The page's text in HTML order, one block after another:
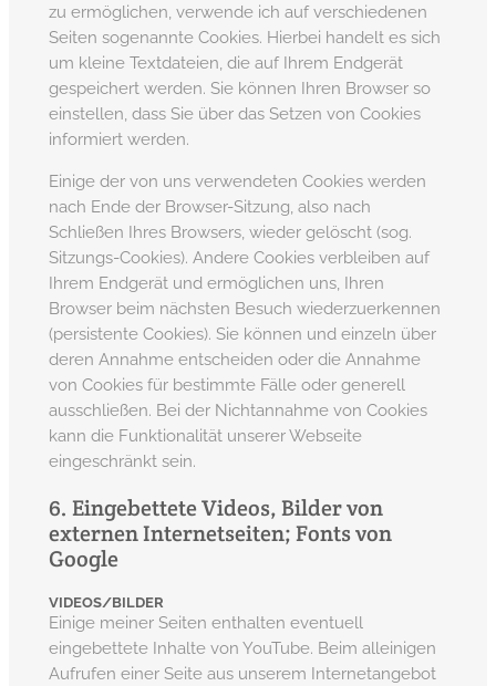
zu ermöglichen, verwende ich auf verschiedenen
Seiten sogenannte Cookies. Hierbei handelt es sich
um kleine Textdateien, die auf Ihrem Endgerät
gespeichert werden. Sie können Ihren Browser so
einstellen, dass Sie über das Setzen von Cookies
informiert werden.
Einige der von uns verwendeten Cookies werden
nach Ende der Browser-Sitzung, also nach
Schließen Ihres Browsers, wieder gelöscht (sog.
Sitzungs-Cookies). Andere Cookies verbleiben auf
Ihrem Endgerät und ermöglichen uns, Ihren
Browser beim nächsten Besuch wiederzuerkennen
(persistente Cookies). Sie können und einzeln über
deren Annahme entscheiden oder die Annahme
von Cookies für bestimmte Fälle oder generell
ausschließen. Bei der Nichtannahme von Cookies
kann die Funktionalität unserer Webseite
eingeschränkt sein.
6. Eingebettete Videos, Bilder von
externen Internetseiten; Fonts von
Google
VIDEOS/BILDER
Einige meiner Seiten enthalten eventuell
eingebettete Inhalte von YouTube. Beim alleinigen
Aufrufen einer Seite aus unserem Internetangebot